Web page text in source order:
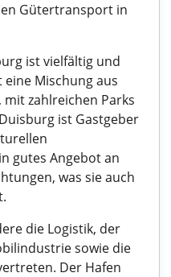
Gütertransport in
ist vielfältig und
Mischung aus
zahlreichen Parks
ist Gastgeber
gutes Angebot an
was sie auch
die Logistik, der
sowie die
Der Hafen